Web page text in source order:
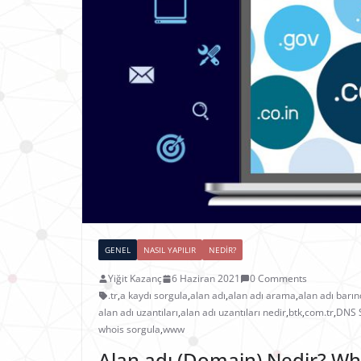
GENEL NASIL YAPILIR NEDIR?
Yiğit Kazanç 6 Haziran 2021
0 Comments
.tr,a kaydı sorgula,alan adı,alan adı arama,alan adı
alan adı uzantıları,alan adı uzantıları nedir,btk,com.tr,DNS
whois sorgula,www